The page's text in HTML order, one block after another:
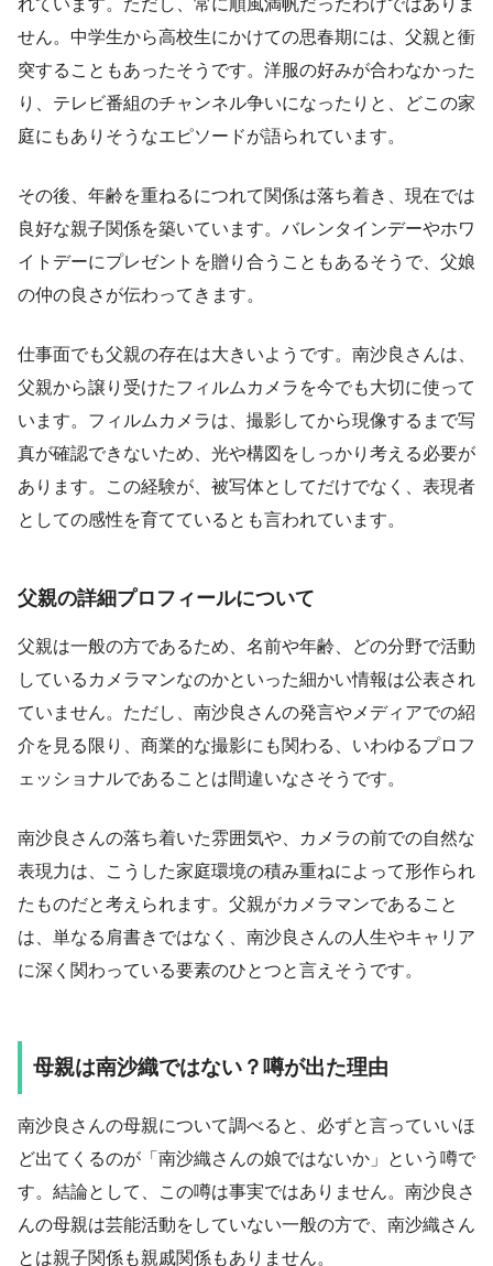
せん。中学生から高校生にかけての思春期には、父親と衝
突することもあったそうです。洋服の好みが合わなかった
り、テレビ番組のチャンネル争いになったりと、どこの家
庭にもありそうなエピソードが語られています。
その後、年齢を重ねるにつれて関係は落ち着き、現在では
良好な親子関係を築いています。バレンタインデーやホワ
イトデーにプレゼントを贈り合うこともあるそうで、父娘
の仲の良さが伝わってきます。
仕事面でも父親の存在は大きいようです。南沙良さんは、
父親から譲り受けたフィルムカメラを今でも大切に使って
います。フィルムカメラは、撮影してから現像するまで写
真が確認できないため、光や構図をしっかり考える必要が
あります。この経験が、被写体としてだけでなく、表現者
としての感性を育てているとも言われています。
父親の詳細プロフィールについて
父親は一般の方であるため、名前や年齢、どの分野で活動
しているカメラマンなのかといった細かい情報は公表され
ていません。ただし、南沙良さんの発言やメディアでの紹
介を見る限り、商業的な撮影にも関わる、いわゆるプロフ
ェッショナルであることは間違いなさそうです。
南沙良さんの落ち着いた雰囲気や、カメラの前での自然な
表現力は、こうした家庭環境の積み重ねによって形作られ
たものだと考えられます。父親がカメラマンであること
は、単なる肩書きではなく、南沙良さんの人生やキャリア
に深く関わっている要素のひとつと言えそうです。
母親は南沙織ではない？噂が出た理由
南沙良さんの母親について調べると、必ずと言っていいほ
ど出てくるのが「南沙織さんの娘ではないか」という噂で
す。結論として、この噂は事実ではありません。南沙良さ
んの母親は芸能活動をしていない一般の方で、南沙織さん
とは親子関係も親戚関係もありません。